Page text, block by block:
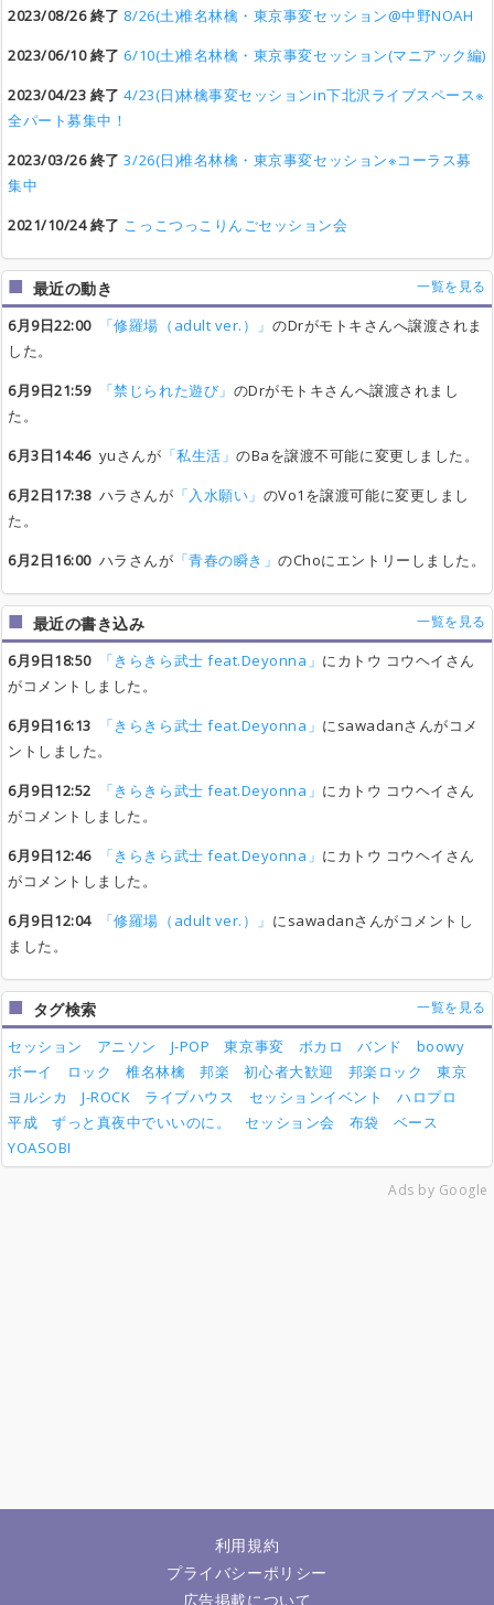
2023/08/26 終了 8/26(土)椎名林檎・東京事変セッション@中野NOAH
2023/06/10 終了 6/10(土)椎名林檎・東京事変セッション(マニアック編)
2023/04/23 終了 4/23(日)林檎事変セッションin下北沢ライブスペース※
全パート募集中！
2023/03/26 終了 3/26(日)椎名林檎・東京事変セッション※コーラス募
集中
2021/10/24 終了 こっこつっこりんごセッション会
最近の動き 一覧を見る
6月9日22:00 「修羅場（adult ver.）」 のDrがモトキさんへ譲渡されま
した。
6月9日21:59
「禁じられた遊び」 のDrがモトキさんへ譲渡されまし
た。
6月3日14:46yuさんが 「私生活」のBaを譲渡不可能に変更しました。
6月2日17:38ハラさんが 「入水願い」 のVo1を譲渡可能に変更しまし
た。
6月2日16:00ハラさんが 「青春の瞬き」のChoにエントリーしました。
最近の書き込み 一覧を見る
6月9日18:50 「きらきら武士 feat.Deyonna」 にカトウ コウヘイさん
がコメントしました。
6月9日16:13
「きらきら武士 feat.Deyonna」 にsawadanさんがコメ
ントしました。
6月9日12:52
「きらきら武士 feat.Deyonna」 にカトウ コウヘイさん
がコメントしました。
6月9日12:46
「きらきら武士 feat.Deyonna」 にカトウ コウヘイさん
がコメントしました。
6月9日12:04
「修羅場（adult ver.）」 にsawadanさんがコメントし
ました。
タグ検索 一覧を見る
セッション アニソン J-POP 東京事変 ボカロ バンド
boowy
ボーイ
ロック 椎名林檎 邦楽 初心者大歓迎 邦楽ロック
東京
ヨルシカ
J-ROCK ライブハウス セッションイベント
ハロプロ
平成
ずっと真夜中でいいのに。 セッション会 布袋
ベース
YOASOBI
Ads by Google
利用規約
プライバシーポリシー
広告掲載について